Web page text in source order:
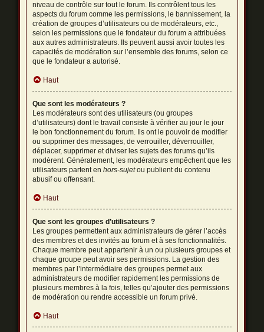
niveau de contrôle sur tout le forum. Ils contrôlent tous les
aspects du forum comme les permissions, le bannissement, la
création de groupes d’utilisateurs ou de modérateurs, etc.,
selon les permissions que le fondateur du forum a attribuées
aux autres administrateurs. Ils peuvent aussi avoir toutes les
capacités de modération sur l’ensemble des forums, selon ce
que le fondateur a autorisé.
Haut
Que sont les modérateurs ?
Les modérateurs sont des utilisateurs (ou groupes
d’utilisateurs) dont le travail consiste à vérifier au jour le jour
le bon fonctionnement du forum. Ils ont le pouvoir de modifier
ou supprimer des messages, de verrouiller, déverrouiller,
déplacer, supprimer et diviser les sujets des forums qu’ils
modèrent. Généralement, les modérateurs empêchent que les
utilisateurs partent enhors-sujetou publient du contenu
abusif ou offensant.
Haut
Que sont les groupes d’utilisateurs ?
Les groupes permettent aux administrateurs de gérer l’accès
des membres et des invités au forum et à ses fonctionnalités.
Chaque membre peut appartenir à un ou plusieurs groupes et
chaque groupe peut avoir ses permissions. La gestion des
membres par l’intermédiaire des groupes permet aux
administrateurs de modifier rapidement les permissions de
plusieurs membres à la fois, telles qu’ajouter des permissions
de modération ou rendre accessible un forum privé.
Haut